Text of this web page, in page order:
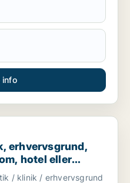
info
erhvervsgrund,
hotel eller
/ klinik / erhvervsgrund